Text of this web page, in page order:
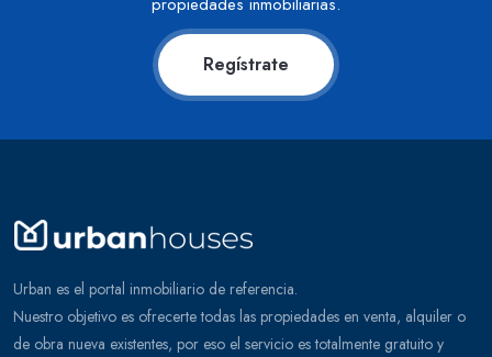
Regístrate
Urban es el portal inmobiliario de referencia.
Nuestro objetivo es ofrecerte todas las propiedades en venta, alquiler o
de obra nueva existentes, por eso el servicio es totalmente gratuito y